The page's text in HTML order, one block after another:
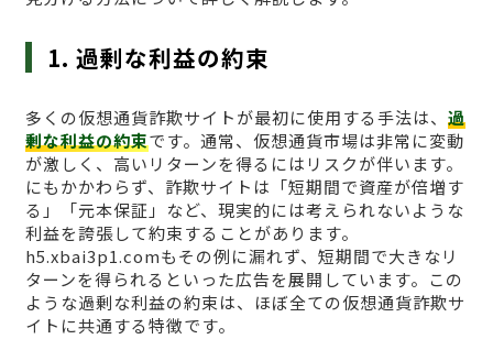
1. 過剰な利益の約束
多くの仮想通貨詐欺サイトが最初に使用する手法は、 過
剰な利益の約束です。通常、仮想通貨市場は非常に変動
が激しく、高いリターンを得るにはリスクが伴います。
にもかかわらず、詐欺サイトは「短期間で資産が倍増す
る」「元本保証」など、現実的には考えられないような
利益を誇張して約束することがあります。
h5.xbai3p1.comもその例に漏れず、短期間で大きなリ
ターンを得られるといった広告を展開しています。この
ような過剰な利益の約束は、ほぼ全ての仮想通貨詐欺サ
イトに共通する特徴です。